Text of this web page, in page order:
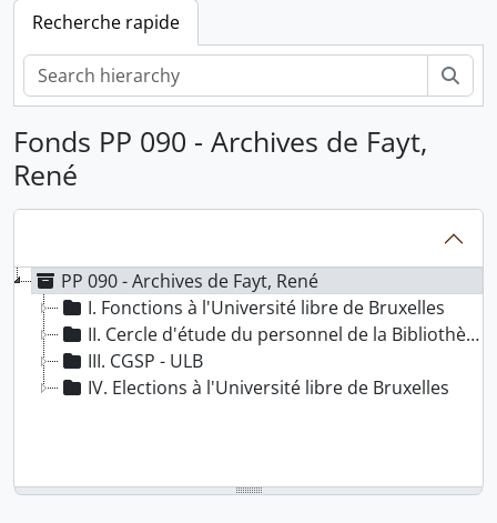
Recherche rapide
Fonds PP 090 - Archives de Fayt,
René
PP 090 - Archives de Fayt, René
I. Fonctions à l'Université libre de Bruxelles
II. Cercle d'étude du personnel de la Bibliothèque de l'ULB
III. CGSP - ULB
IV. Elections à l'Université libre de Bruxelles